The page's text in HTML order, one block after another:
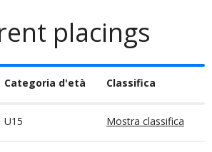
placings
Categoria d'età Classifica
U15 Mostra classifica